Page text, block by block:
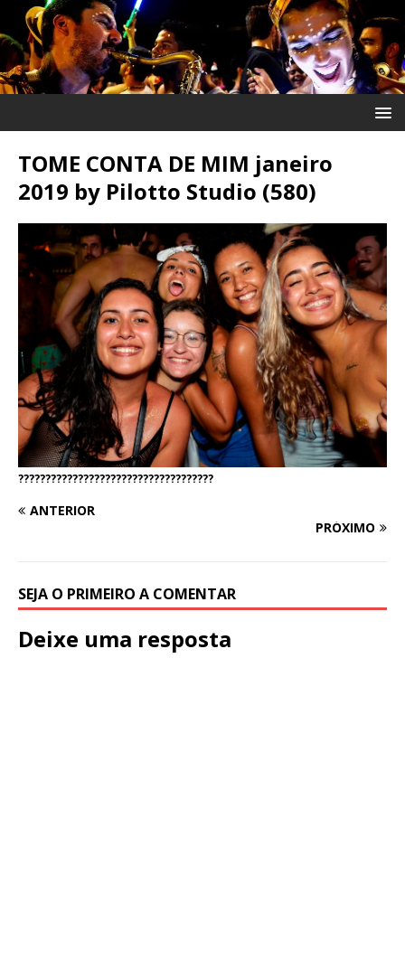
TOME CONTA DE MIM janeiro
2019 by Pilotto Studio (580)
????????????????????????????????????
ANTERIOR
PRÓXIMO
SEJA O PRIMEIRO A COMENTAR
Deixe uma resposta